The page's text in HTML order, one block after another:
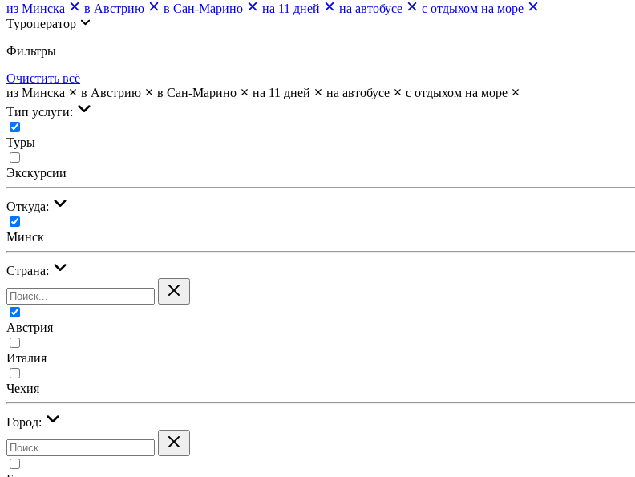
из Минска
в Австрию в Сан-Марино на 11 дней на автобусе
с отдыхом на море
Туроператор
Фильтры
Очистить всё
из Минска
в Австрию в Сан-Марино на 11 дней на автобусе
с отдыхом на море
Тип услуги:
Туры
Экскурсии
Откуда:
Минск
Страна:
Австрия
Италия
Чехия
Город: